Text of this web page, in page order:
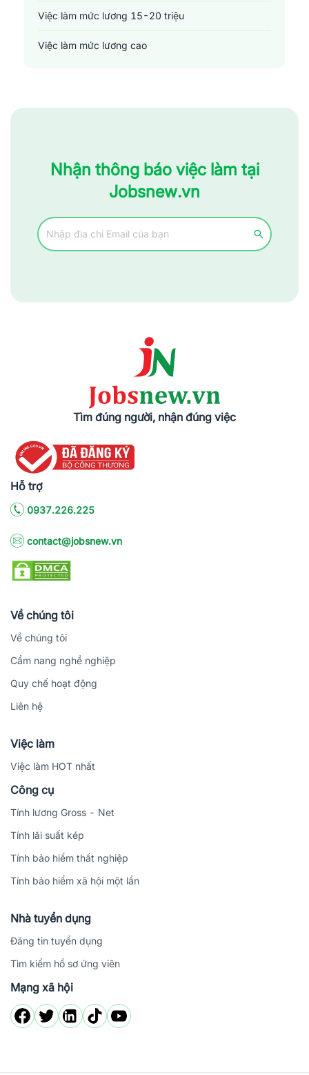
Việc làm mức lương 15-20 triệu
Việc làm mức lương cao
Nhận thông báo việc làm tại
Jobsnew.vn
Tìm đúng người, nhận đúng việc
Hỗ trợ
0937.226.225
contact@jobsnew.vn
Về chúng tôi
Về chúng tôi
Cẩm nang nghề nghiệp
Quy chế hoạt động
Liên hệ
Việc làm
Việc làm HOT nhất
Công cụ
Tính lương Gross - Net
Tính lãi suất kép
Tính bảo hiểm thất nghiệp
Tính bảo hiểm xã hội một lần
Nhà tuyển dụng
Đăng tin tuyển dụng
Tìm kiếm hồ sơ ứng viên
Mạng xã hội